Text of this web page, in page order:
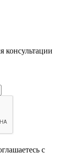
консультации
с